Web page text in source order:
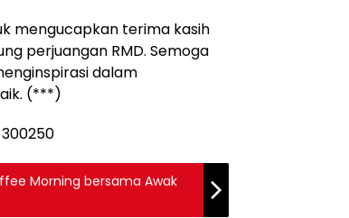
mengucapkan terima kasih
perjuangan RMD. Semoga
dalam
(***)
Morning bersama Awak